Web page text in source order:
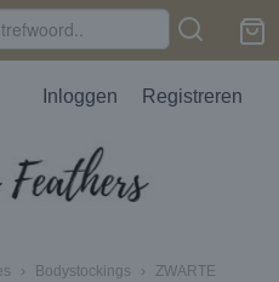
Inloggen Registreren
› Bodystockings ›
ZWARTE